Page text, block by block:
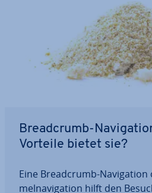
Bread­crumb-
Vorteile bietet sie?
Eine Bread­crumb-
mel­na­vi­ga­ti­on hilft den